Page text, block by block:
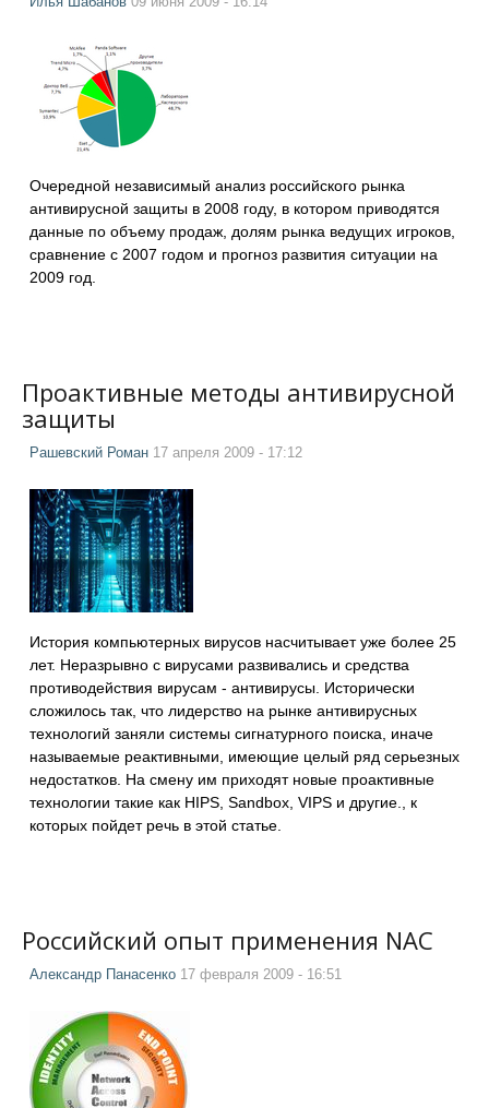
Очередной независимый анализ российского рынка
антивирусной защиты в 2008 году, в котором приводятся
данные по объему продаж, долям рынка ведущих игроков,
сравнение с 2007 годом и прогноз развития ситуации на
2009 год.
Проактивные методы антивирусной
защиты
Рашевский Роман 17 апреля 2009 - 17:12
История компьютерных вирусов насчитывает уже более 25
лет. Неразрывно с вирусами развивались и средства
противодействия вирусам - антивирусы. Исторически
сложилось так, что лидерство на рынке антивирусных
технологий заняли системы сигнатурного поиска, иначе
называемые реактивными, имеющие целый ряд серьезных
недостатков. На смену им приходят новые проактивные
технологии такие как HIPS, Sandbox, VIPS и другие., к
которых пойдет речь в этой статье.
Российский опыт применения NAC
Александр Панасенко 17 февраля 2009 - 16:51